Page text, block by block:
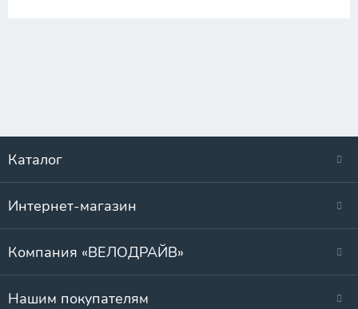
Каталог
Интернет-магазин
Компания «ВЕЛОДРАЙВ»
Нашим покупателям